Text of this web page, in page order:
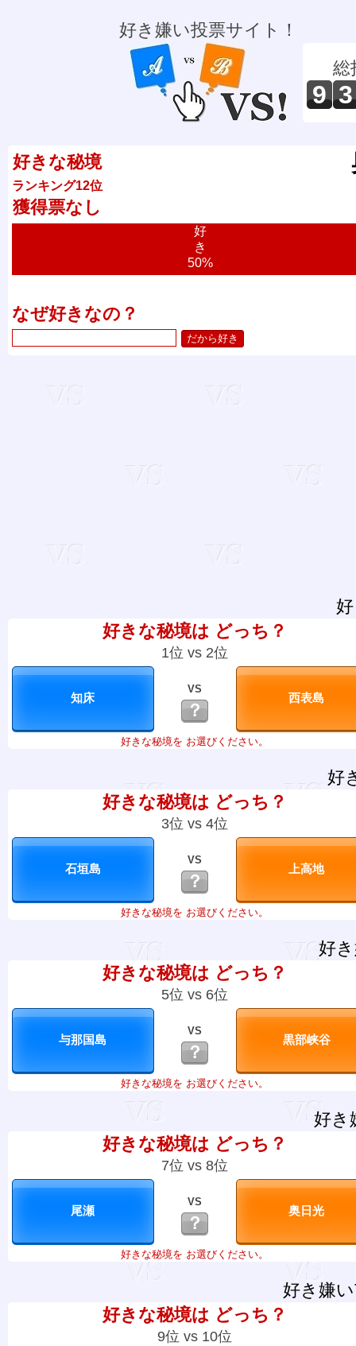
好き嫌い投票サイト！
総
9 3
好きな秘境
ランキング12位
獲得票なし
好
き
50%
なぜ好きなの？
好きな秘境は どっち？
1位 vs 2位
VS
？
好きな秘境を お選びください。
好
好きな秘境は どっち？
3位 vs 4位
VS
？
好きな秘境を お選びください。
好
好きな秘境は どっち？
5位 vs 6位
VS
？
好きな秘境を お選びください。
好き
好きな秘境は どっち？
7位 vs 8位
VS
？
好きな秘境を お選びください。
好き嫌
好きな秘境は どっち？
9位 vs 10位